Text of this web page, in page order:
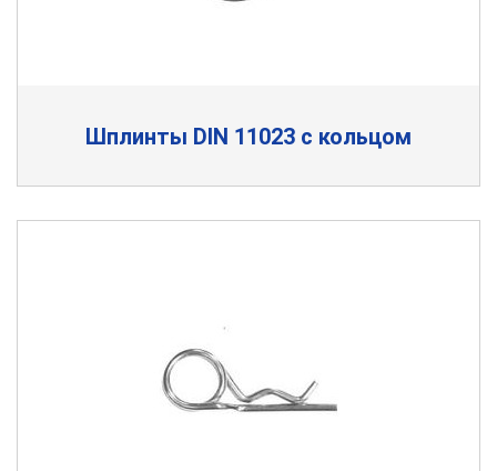
Шплинты DIN 11023 с кольцом